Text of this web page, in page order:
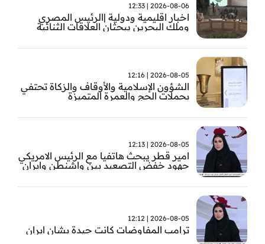
2026-08-06 | 12:33
اخبار اقليمية ودولية |الرئيس المصري
وملك البحرين يبحثان العلاقات الثنائية
2026-08-05 | 12:16
الشؤون الإسلامية والأوقاف والزكاة تحتفي
بحملات الحج والعمرة المتميزة
2026-08-05 | 12:13
امير قطر يبحث هاتفيا مع الرئيس الامريكي
جهود خفض التصعيد بين واشنطن وايران
2026-08-05 | 12:12
ترامب المفاوضات كانت جيدة بشان ايران